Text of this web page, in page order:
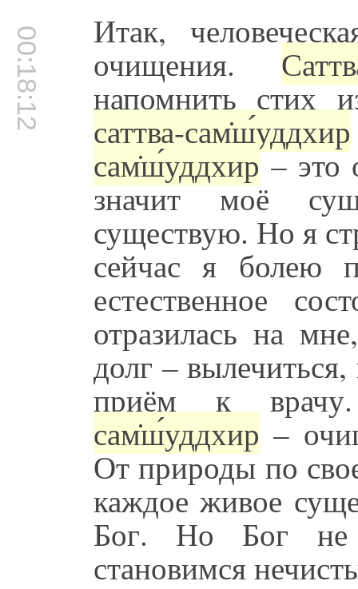
00:18:12 Итак,
очищения.
напомнить стих
саттва-сам̇ш́уддхир
сам̇ш́уддхир– это
значит моё
существую. Но я
сейчас я болею
естественное
отразилась на
долг –
приём к
сам̇ш́уддхир –
От природы по
каждое живое
Бог. Но Бог не
становимся